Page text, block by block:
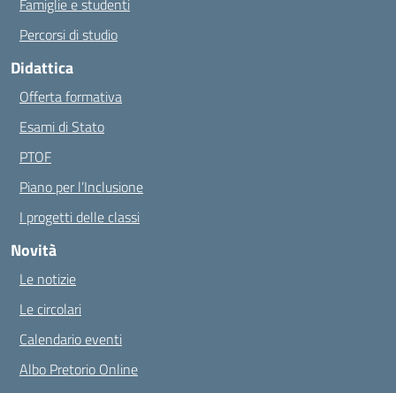
Famiglie e studenti
Percorsi di studio
Didattica
Offerta formativa
Esami di Stato
PTOF
Piano per l’Inclusione
I progetti delle classi
Novità
Le notizie
Le circolari
Calendario eventi
Albo Pretorio Online